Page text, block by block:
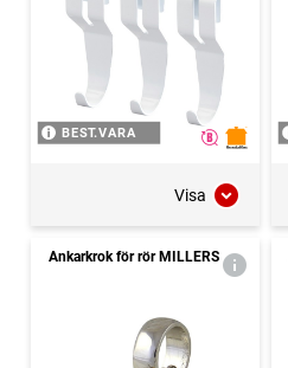
BEST.VARA
Visa
Ankarkrok för rör MILLERS